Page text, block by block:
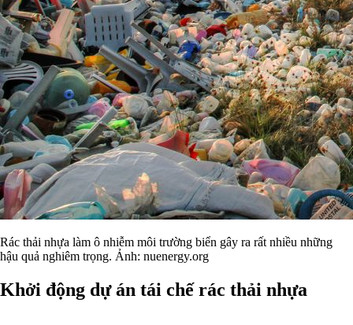
Rác thải nhựa làm ô nhiễm môi trường biển gây ra rất nhiều những
hậu quả nghiêm trọng. Ảnh: nuenergy.org
Khởi động dự án tái chế rác thải nhựa